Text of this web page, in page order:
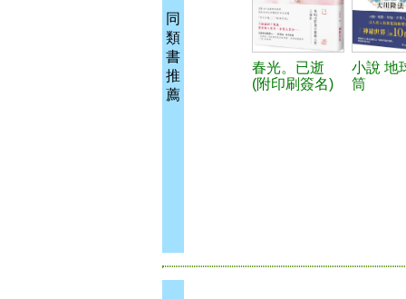
同
類
書
推
薦
春光。已逝
(附印刷簽名)
小說 地
筒